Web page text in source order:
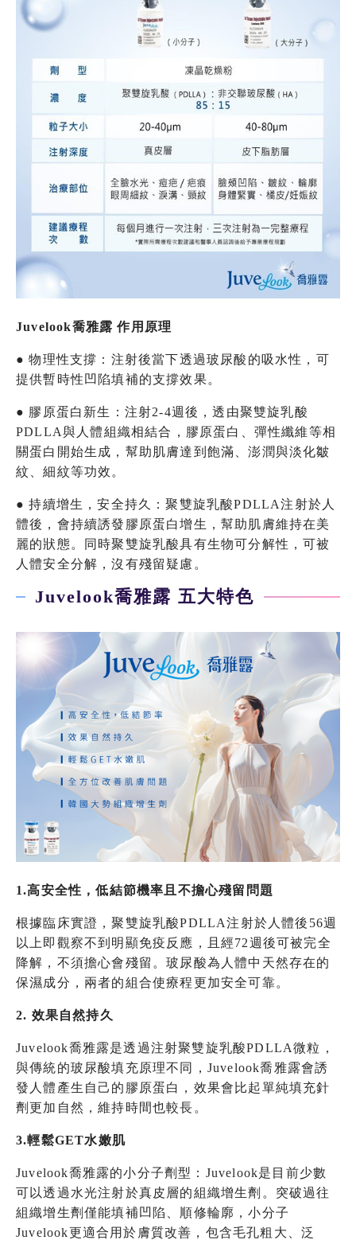
Juvelook喬雅露 作用原理
● 物理性支撐：注射後當下透過玻尿酸的吸水性，可
提供暫時性凹陷填補的支撐效果。
● 膠原蛋白新生：注射2-4週後，透由聚雙旋乳酸
PDLLA與人體組織相結合，膠原蛋白、彈性纖維等相
關蛋白開始生成，幫助肌膚達到飽滿、澎潤與淡化皺
紋、細紋等功效。
● 持續增生，安全持久：聚雙旋乳酸PDLLA注射於人
體後，會持續誘發膠原蛋白增生，幫助肌膚維持在美
麗的狀態。同時聚雙旋乳酸具有生物可分解性，可被
人體安全分解，沒有殘留疑慮。
Juvelook喬雅露 五大特色
1.高安全性，低結節機率且不擔心殘留問題
根據臨床實證，聚雙旋乳酸PDLLA注射於人體後56週
以上即觀察不到明顯免疫反應，且經72週後可被完全
降解，不須擔心會殘留。玻尿酸為人體中天然存在的
保濕成分，兩者的組合使療程更加安全可靠。
2. 效果自然持久
Juvelook喬雅露是透過注射聚雙旋乳酸PDLLA微粒，
與傳統的玻尿酸填充原理不同，Juvelook喬雅露會誘
發人體產生自己的膠原蛋白，效果會比起單純填充針
劑更加自然，維持時間也較長。
3.輕鬆GET水嫩肌
Juvelook喬雅露的小分子劑型：Juvelook是目前少數
可以透過水光注射於真皮層的組織增生劑。突破過往
組織增生劑僅能填補凹陷、順修輪廓，小分子
Juvelook更適合用於膚質改善，包含毛孔粗大、泛